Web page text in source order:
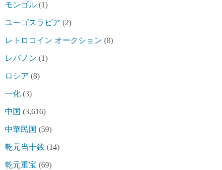
モンゴル (1)
ユーゴスラビア (2)
レトロコイン オークション (8)
レバノン (1)
ロシア (8)
一化 (3)
中国 (3,616)
中華民国 (59)
乾元当十銭 (14)
乾元重宝 (69)